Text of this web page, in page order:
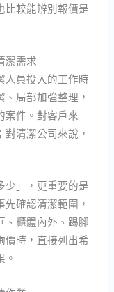
比較能辨別報價是
潔需求
人員投入的工作時
局部加強整理，
案件。對客戶來
清潔公司來說，
少」，更重要的是
先確認清潔範圍，
、櫃體內外、踢腳
價時，直接列出希